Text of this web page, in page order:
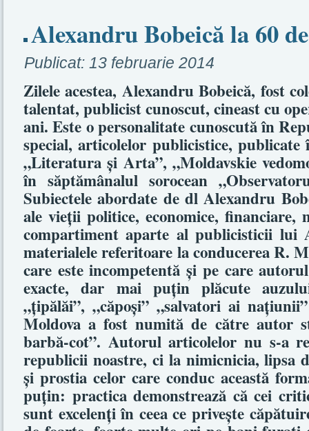
Alexandru Bobeică la 60
Publicat: 13 februarie 2014
Zilele acestea, Alexandru Bobeică, fost
talentat, publicist cunoscut, cineast cu
ani. Este o personalitate cunoscută în
special, articolelor publicistice,
„Literatura şi Arta”, „Moldavskie
în săptămânalul sorocean
Subiectele abordate de dl Alexandru
ale vieţii politice, economice,
compartiment aparte al publicisticii lui
materialele referitoare la conducerea R.
care este incompetentă şi pe care
exacte, dar mai puţin plăcute
„ţipălăi”, „căpoşi” „salvatori ai
Moldova a fost numită de către autor
barbă-cot”. Autorul articolelor nu s-a
republicii noastre, ci la nimicnicia, lipsa
şi prostia celor care conduc această
puţin: practica demonstrează că cei
sunt excelenţi în ceea ce priveşte